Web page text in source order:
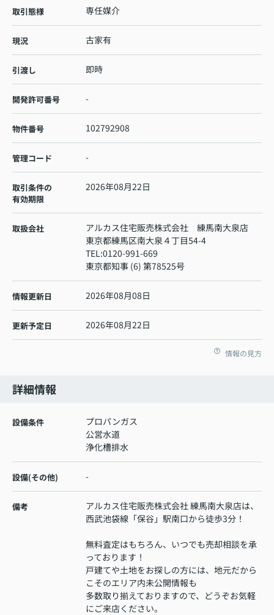
取引態様 専任媒介
現況 古家有
引渡し 即時
開発許可番号 -
物件番号 102792908
管理コード -
取引条件の
有効期限
2026年08月22日
取扱会社
アルカス住宅販売株式会社 練馬南大泉店
東京都練馬区南大泉４丁目54-4
TEL:0120-991-669
東京都知事 (6) 第78525号
情報更新日 2026年08月08日
更新予定日 2026年08月22日
情報の見方
詳細情報
設備条件
プロパンガス
公営水道
浄化槽排水
設備(その他) -
備考
アルカス住宅販売株式会社 練馬南大泉店は、
西武池袋線「保谷」駅南口から徒歩3分！
無料査定はもちろん、いつでも売却相談を承
っております！
戸建てや土地をお探しの方には、地元だから
こそのエリア内未公開情報も
多数取り揃えておりますので、どうぞお気軽
にご来店ください。